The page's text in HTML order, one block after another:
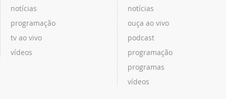
notícias
programação
tv ao vivo
vídeos
notícias
ouça ao vivo
podcast
programação
programas
vídeos